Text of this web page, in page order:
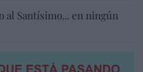
al Santísimo... en ningún